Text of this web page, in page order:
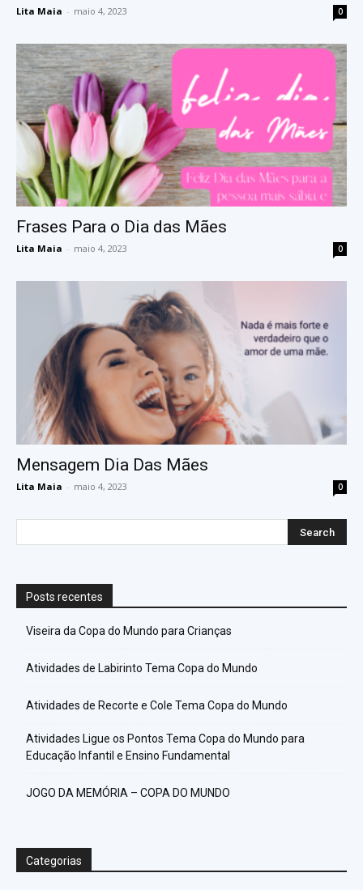
Lita Maia - maio 4, 2023 0
Frases Para o Dia das Mães
Lita Maia - maio 4, 2023 0
Mensagem Dia Das Mães
Lita Maia - maio 4, 2023 0
Posts recentes
Viseira da Copa do Mundo para Crianças
Atividades de Labirinto Tema Copa do Mundo
Atividades de Recorte e Cole Tema Copa do Mundo
Atividades Ligue os Pontos Tema Copa do Mundo para
Educação Infantil e Ensino Fundamental
JOGO DA MEMÓRIA – COPA DO MUNDO
Categorias